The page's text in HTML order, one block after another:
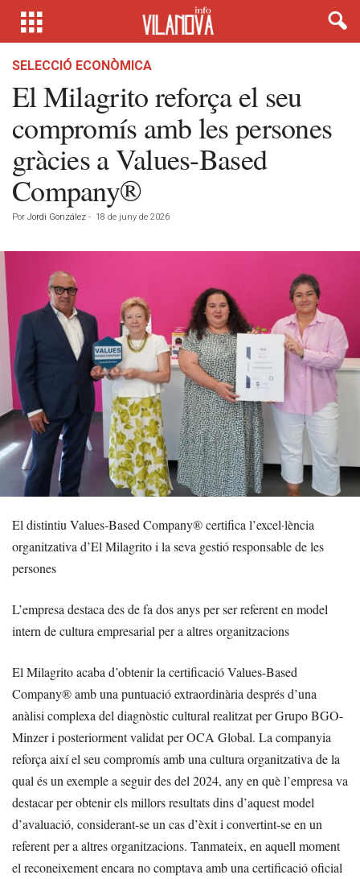
SELECCIÓ ECONÒMICA
El Milagrito reforça el seu
compromís amb les persones
gràcies a Values-Based
Company®
Por Jordi González - 18 de juny de 2026
El distintiu Values-Based Company® certifica l’excel·lència
organitzativa d’El Milagrito i la seva gestió responsable de les
persones
L’empresa destaca des de fa dos anys per ser referent en model
intern de cultura empresarial per a altres organitzacions
El Milagrito acaba d’obtenir la certificació Values-Based
Company® amb una puntuació extraordinària després d’una
anàlisi complexa del diagnòstic cultural realitzat per Grupo BGO-
Minzer i posteriorment validat per OCA Global. La companyia
reforça així el seu compromís amb una cultura organitzativa de la
qual és un exemple a seguir des del 2024, any en què l’empresa va
destacar per obtenir els millors resultats dins d’aquest model
d’avaluació, considerant-se un cas d’èxit i convertint-se en un
referent per a altres organitzacions. Tanmateix, en aquell moment
el reconeixement encara no comptava amb una certificació oficial